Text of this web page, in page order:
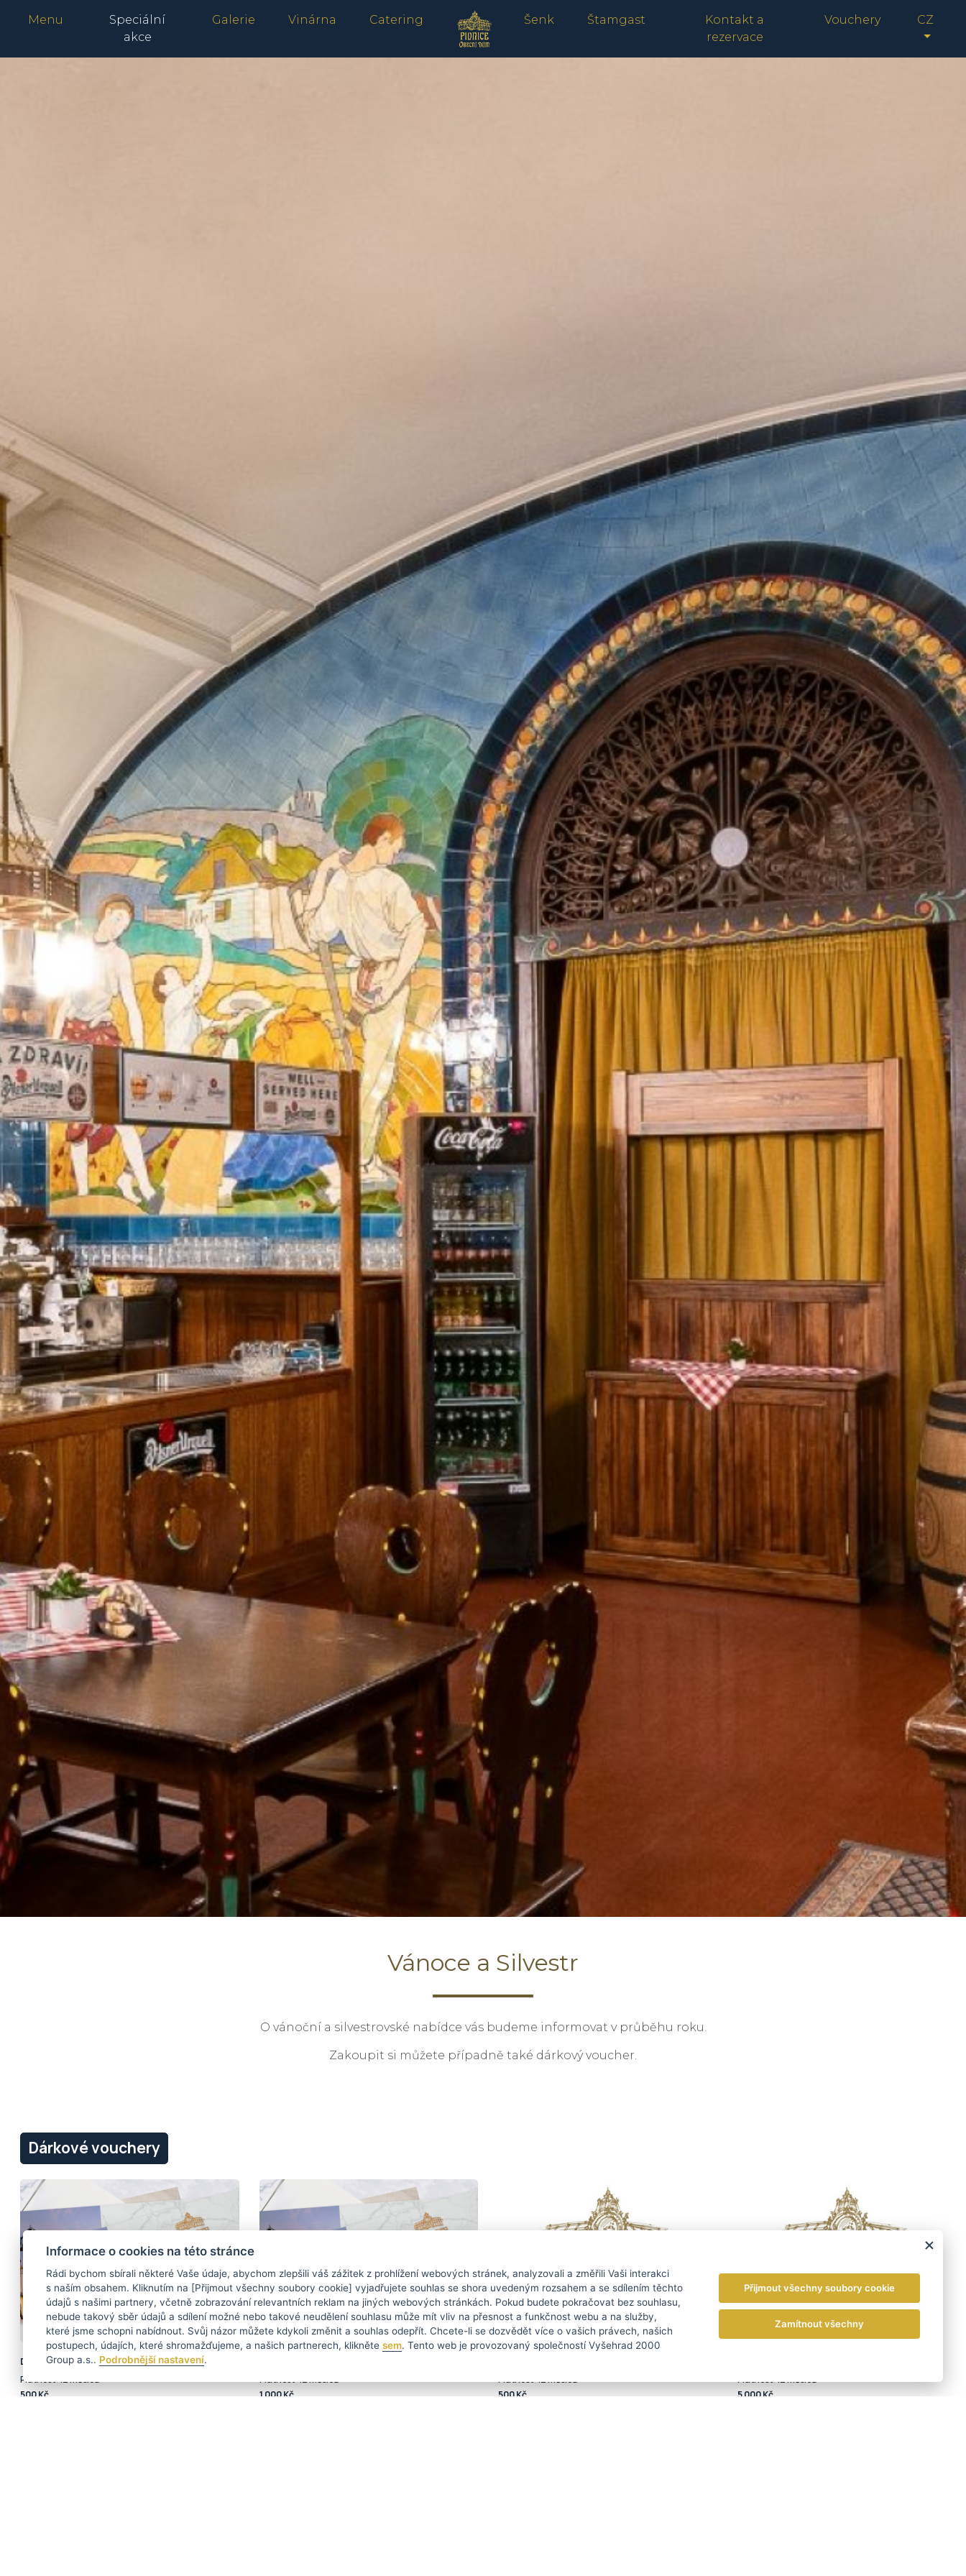
Menu
Speciální
akce
Galerie Vinárna Catering Šenk Štamgast
Kontakt a
rezervace
Vouchery CZ
Vánoce a Silvestr
O vánoční a silvestrovské nabídce vás budeme informovat v průběhu roku.
Zakoupit si můžete případně také dárkový voucher.
Informace o cookies na této stránce
Rádi bychom sbírali některé Vaše údaje, abychom zlepšili váš zážitek z prohlížení webových stránek, analyzovali a změřili Vaši interakci
s naším obsahem. Kliknutím na [Přijmout všechny soubory cookie] vyjadřujete souhlas se shora uvedeným rozsahem a se sdílením těchto
údajů s našimi partnery, včetně zobrazování relevantních reklam na jiných webových stránkách. Pokud budete pokračovat bez souhlasu,
nebude takový sběr údajů a sdílení možné nebo takové neudělení souhlasu může mít vliv na přesnost a funkčnost webu a na služby,
které jsme schopni nabídnout. Svůj názor můžete kdykoli změnit a souhlas odepřít. Chcete-li se dozvědět více o vašich právech, našich
postupech, údajích, které shromažďujeme, a našich partnerech, klikněte sem. Tento web je provozovaný společností Vyšehrad 2000
Group a.s.. Podrobnější nastavení.
Přijmout všechny soubory cookie
Zamítnout všechny